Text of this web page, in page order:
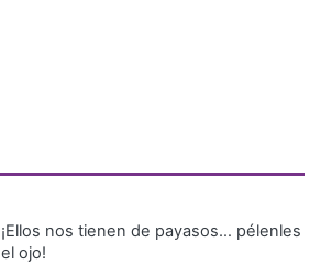
¡Ellos nos tienen de payasos… pélenles
el ojo!